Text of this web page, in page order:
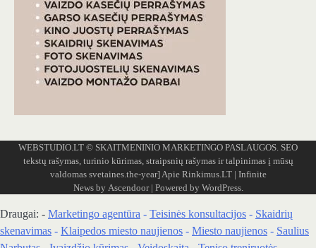
WEBSTUDIO.LT © SKAITMENINIO MARKETINGO PASLAUGOS. SEO
tekstų rašymas, turinio kūrimas, straipsnių rašymas ir talpinimas į mūsų
valdomas svetaines.the-year] Apie Rinkimus.LT| Infinite
News by Ascendoor| Powered by WordPress.
Draugai: - Marketingo agentūra - Teisinės konsultacijos - Skaidrių
skenavimas - Klaipedos miesto naujienos - Miesto naujienos - Saulius